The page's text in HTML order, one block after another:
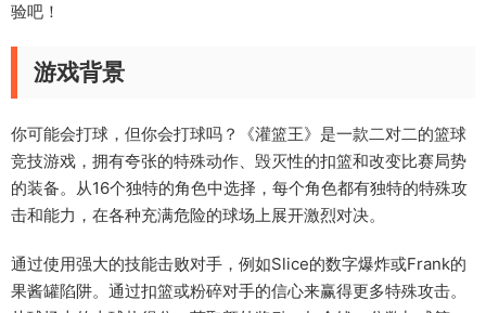
验吧！
游戏背景
你可能会打球，但你会打球吗？《灌篮王》是一款二对二的篮球
竞技游戏，拥有夸张的特殊动作、毁灭性的扣篮和改变比赛局势
的装备。从16个独特的角色中选择，每个角色都有独特的特殊攻
击和能力，在各种充满危险的球场上展开激烈对决。
通过使用强大的技能击败对手，例如Slice的数字爆炸或Frank的
果酱罐陷阱。通过扣篮或粉碎对手的信心来赢得更多特殊攻击。